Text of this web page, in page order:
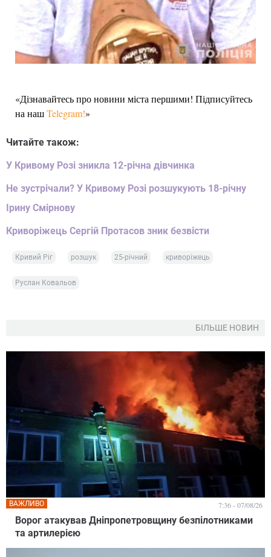
«Дізнавайтесь про новини міста першими! Підписуйтесь
на нашTelegram!»
Читайте також:
У Кривому Розі зникла 12-річна дівчинка
Не зустрічали? У Кривому Розі розшукують 18-річну
Ірину Смірнову
Криворіжець Сергій Протасов зник безвісти
Кривий Ріг розшук 25-річний криворіжець
Руслан Ковальов
БІЛЬШЕ НОВИН
Ворог атакував Дніпропетровщину безпілотниками
та артилерією
ВАЖЛИВО 7:36 - 07/08/26